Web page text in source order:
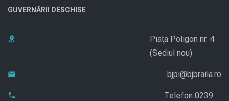
GUVERNĂRII DESCHISE
Piaţa Poligon nr. 4
(Sediul nou)
bjpi@bjbraila.ro
Telefon 0239